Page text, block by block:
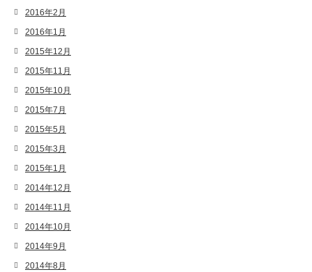
2016年2月
2016年1月
2015年12月
2015年11月
2015年10月
2015年7月
2015年5月
2015年3月
2015年1月
2014年12月
2014年11月
2014年10月
2014年9月
2014年8月